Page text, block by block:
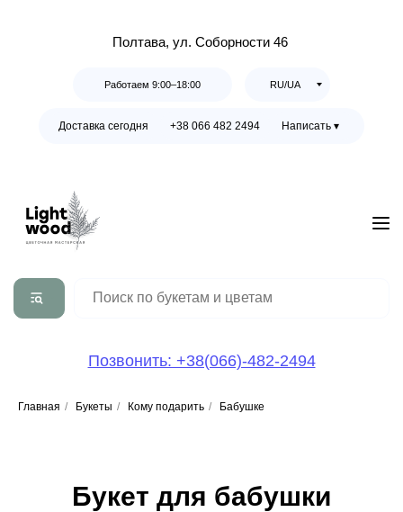
Полтава, ул. Соборности 46
RU/UA
Работаем 9:00–18:00
Доставка сегодня +38 066 482 2494 Написать ▾
Позвонить: +38(066)-482-2494
Главная / Букеты / Кому подарить / Бабушке
Букет для бабушки